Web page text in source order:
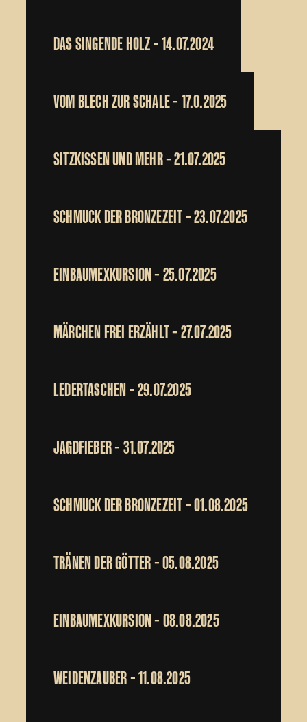
DAS SINGENDE HOLZ – 14.07.2024
VOM BLECH ZUR SCHALE – 17.0.2025
SITZKISSEN UND MEHR – 21.07.2025
SCHMUCK DER BRONZEZEIT – 23.07.2025
EINBAUMEXKURSION – 25.07.2025
MÄRCHEN FREI ERZÄHLT – 27.07.2025
LEDERTASCHEN – 29.07.2025
JAGDFIEBER – 31.07.2025
SCHMUCK DER BRONZEZEIT – 01.08.2025
TRÄNEN DER GÖTTER – 05.08.2025
EINBAUMEXKURSION – 08.08.2025
WEIDENZAUBER – 11.08.2025